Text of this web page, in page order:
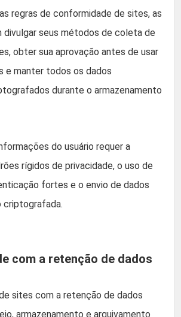
regras de conformidade de sites, as
divulgar seus métodos de coleta de
obter sua aprovação antes de usar
e manter todos os dados
durante o armazenamento
do usuário requer a
rígidos de privacidade, o uso de
fortes e o envio de dados
criptografada.
com a retenção de dados
sites com a retenção de dados
armazenamento e arquivamento